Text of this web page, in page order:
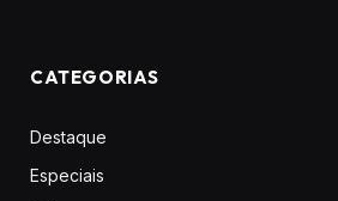
CATEGORIAS
Destaque
Especiais